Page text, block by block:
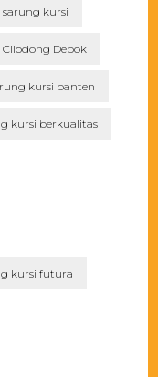
sarung kursi
Depok
kursi banten
kursi berkualitas
kursi futura